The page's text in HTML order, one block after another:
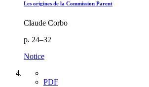
Les origines de la Commission Parent
Claude Corbo
p. 24–32
Notice
PDF